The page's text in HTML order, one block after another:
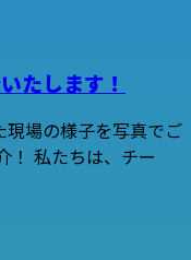
たします！
場の様子を写真でご
！ 私たちは、チー